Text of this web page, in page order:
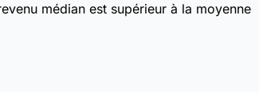
médian est supérieur à la moyenne